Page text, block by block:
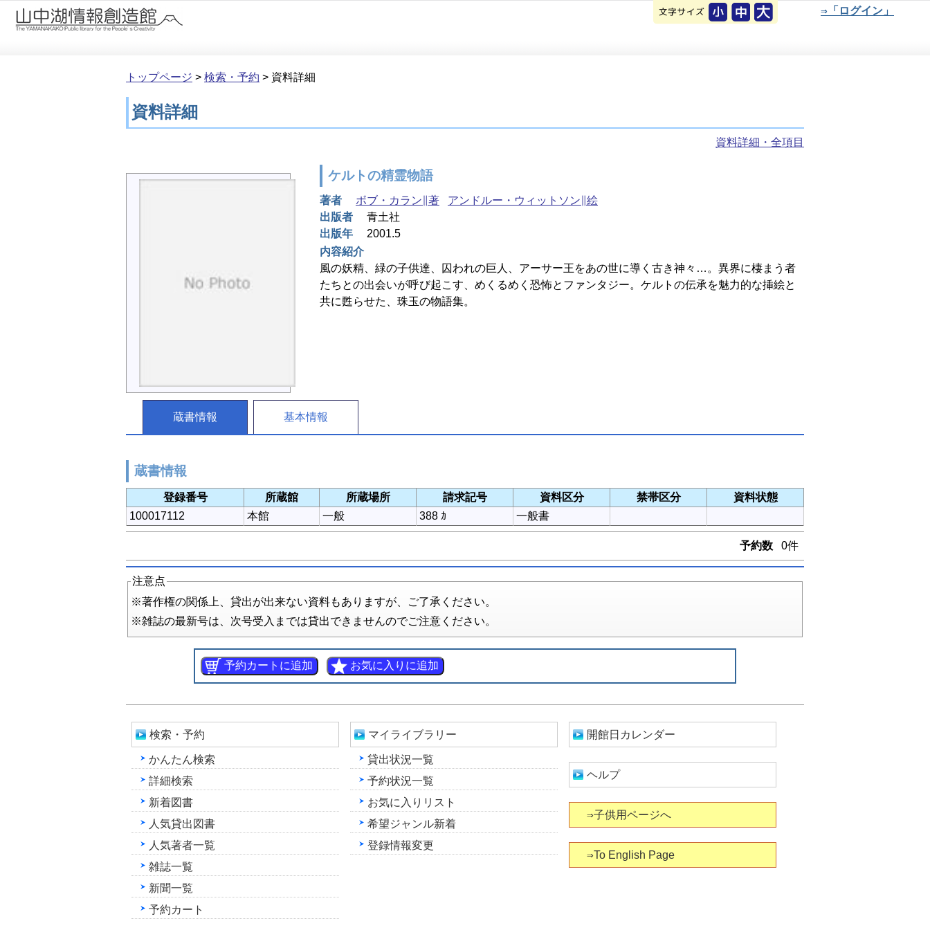
本文へ移動 ⇒「ログイン」
トップページ > 検索・予約 > 資料詳細
資料詳細
資料詳細・全項目
ケルトの精霊物語
著者 ボブ・カラン∥著
アンドルー・ウィットソン∥絵
出版者
青土社
出版年
2001.5
内容紹介
風の妖精、緑の子供達、囚われの巨人、アーサー王をあの世に導く古き神々…。異界に棲まう者
たちとの出会いが呼び起こす、めくるめく恐怖とファンタジー。ケルトの伝承を魅力的な挿絵と
共に甦らせた、珠玉の物語集。
蔵書情報 基本情報
蔵書情報
登録番号 所蔵館 所蔵場所 請求記号 資料区分 禁帯区分
資料状態
100017112
本館 一般 388 ｶ 一般書
予約数 0件
注意点
※著作権の関係上、貸出が出来ない資料もありますが、ご了承ください。
※雑誌の最新号は、次号受入までは貸出できませんのでご注意ください。
検索・予約
かんたん検索
詳細検索
新着図書
人気貸出図書
人気著者一覧
雑誌一覧
新聞一覧
予約カート
マイライブラリー
貸出状況一覧
予約状況一覧
お気に入りリスト
希望ジャンル新着
登録情報変更
開館日カレンダー
ヘルプ
⇒子供用ページへ
⇒To English Page